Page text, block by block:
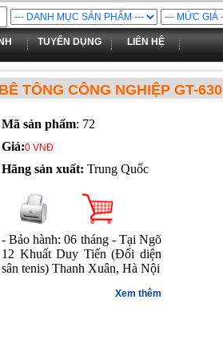
TUYỂN DỤNG LIÊN HỆ
TÔNG CÔNG NGHIỆP GT-630
Mã sản phẩm: 72
Giá:0 VNĐ
Hãng sản xuất: Trung Quốc
- Bảo hành: 06 tháng - Tại Ngõ
12 Khuất Duy Tiến (Đối diện
sân tenis) Thanh Xuân, Hà Nội
Xem thêm